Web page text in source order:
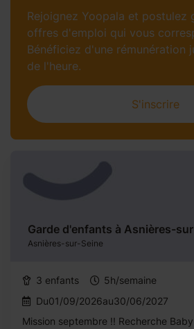
Garde d'enfants à Asnières-
Asnières-sur-Seine
3 enfants
5h/semaine
Du01/09/2026au30/06/2027
Mission septembre !! Recherche
Rejoignez Yoopala et postulez
offres d'emploi qui vous
Bénéficiez d'une rémunération
de l'heure.​
S'inscrire